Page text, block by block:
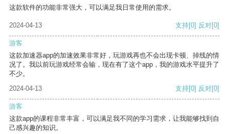
这款软件的功能非常强大，可以满足我日常使用的需求。
2024-04-13 支持[0] 反对[0]
游客
这款加速器app的加速效果非常好，玩游戏再也不会出现卡顿、掉线的情
况了。我以前玩游戏经常会输，现在有了这个app，我的游戏水平提升了
不少。
2024-04-13
支持[0] 反对[0]
游客
这款app的课程非常丰富，可以满足我不同的学习需求，让我能够找到自
己感兴趣的知识。